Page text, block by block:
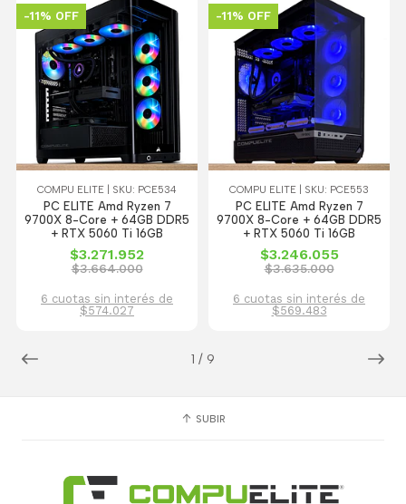
1 / 9
-11% OFF
COMPU ELITE | SKU: PCE534
PC ELITE Amd Ryzen 7
9700X 8-Core + 64GB DDR5
+ RTX 5060 Ti 16GB
$3.271.952
$3.664.000
6 cuotas sin interés de
$574.027
-11% OFF
COMPU ELITE | SKU: PCE553
PC ELITE Amd Ryzen 7
9700X 8-Core + 64GB DDR5
+ RTX 5060 Ti 16GB
$3.246.055
$3.635.000
6 cuotas sin interés de
$569.483
SUBIR